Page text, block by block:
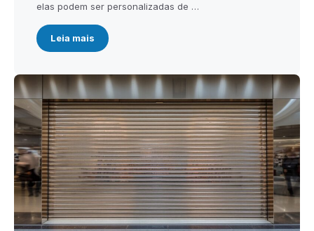
elas podem ser personalizadas de …
Leia mais